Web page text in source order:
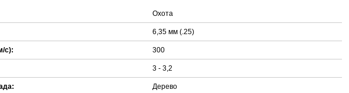
Охота
6,35 мм (.25)
с): 300
3 - 3,2
Дерево